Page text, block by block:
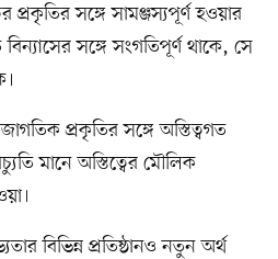
প্রকৃতির সঙ্গে সামঞ্জস্যপূর্ণ হওয়ার
বিন্যাসের সঙ্গে সংগতিপূর্ণ থাকে, সে
প্রকৃতির সঙ্গে অস্তিত্বগত
মানে অস্তিত্বের মৌলিক
বিভিন্ন প্রতিষ্ঠানও নতুন অর্থ